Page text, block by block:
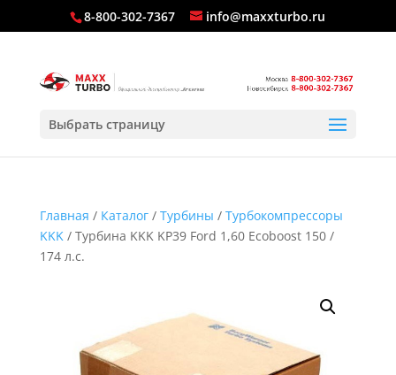
8-800-302-7367 info@maxxturbo.ru
Выбрать страницу
Главная / Каталог/ Турбины / Турбокомпрессоры
KKK/ Турбина KKK KP39 Ford 1,60 Ecoboost 150 /
174 л.с.